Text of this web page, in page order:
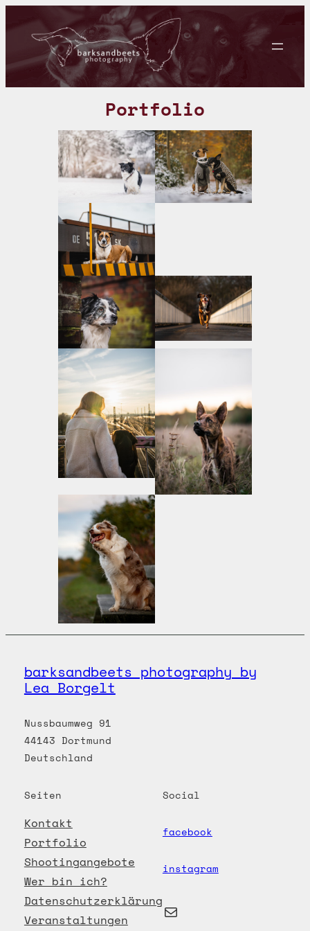
Portfolio
barksandbeets photography by
Lea Borgelt
Nussbaumweg 91
44143 Dortmund
Deutschland
Seiten
Kontakt
Portfolio
Shootingangebote
Wer bin ich?
Datenschutzerklärung
Veranstaltungen
Social
facebook
instagram
E-Mail